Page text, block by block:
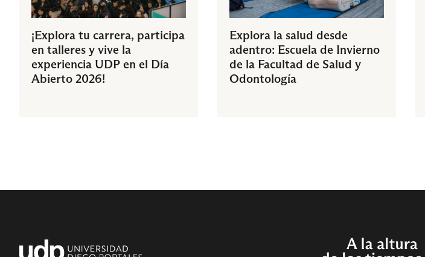
¡Explora tu carrera, participa
en talleres y vive la
experiencia UDP en el Día
Abierto 2026!
Explora la salud desde
adentro: Escuela de Invierno
de la Facultad de Salud y
Odontología